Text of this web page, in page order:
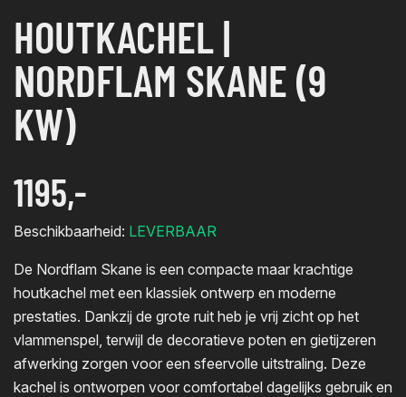
HOUTKACHEL |
NORDFLAM SKANE (9
KW)
1195,-
De Nordflam Skane is een compacte maar krachtige
houtkachel met een klassiek ontwerp en moderne
prestaties. Dankzij de grote ruit heb je vrij zicht op het
vlammenspel, terwijl de decoratieve poten en gietijzeren
afwerking zorgen voor een sfeervolle uitstraling. Deze
kachel is ontworpen voor comfortabel dagelijks gebruik en
Beschikbaarheid: LEVERBAAR